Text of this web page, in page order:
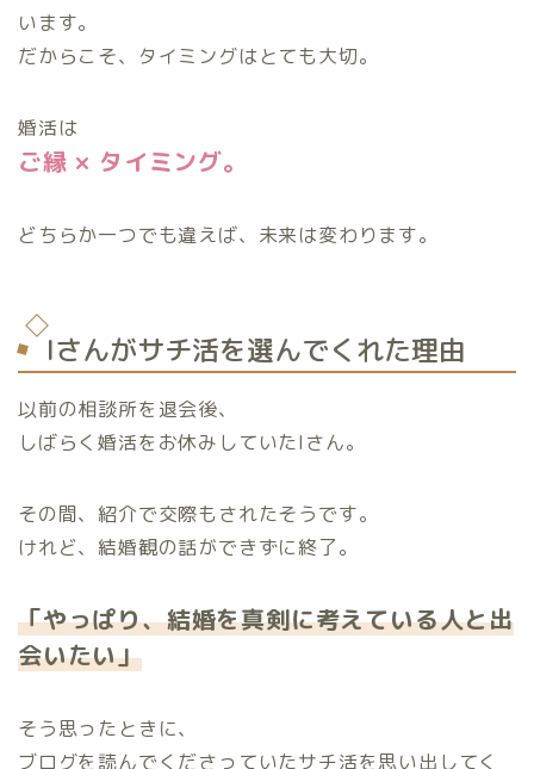
います。
だからこそ、タイミングはとても大切。
婚活は
ご縁 × タイミング。
どちらか一つでも違えば、未来は変わります。
Iさんがサチ活を選んでくれた理由
以前の相談所を退会後、
しばらく婚活をお休みしていたIさん。
その間、紹介で交際もされたそうです。
けれど、結婚観の話ができずに終了。
「やっぱり、結婚を真剣に考えている人と出
会いたい」
そう思ったときに、
ブログを読んでくださっていたサチ活を思い出してく